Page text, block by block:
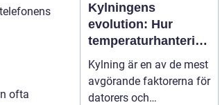
ofta
Kylningens
evolution: Hur
temperaturhantering
formar prestanda
och design
Kylning är en av de mest
avgörande faktorerna för
datorers och